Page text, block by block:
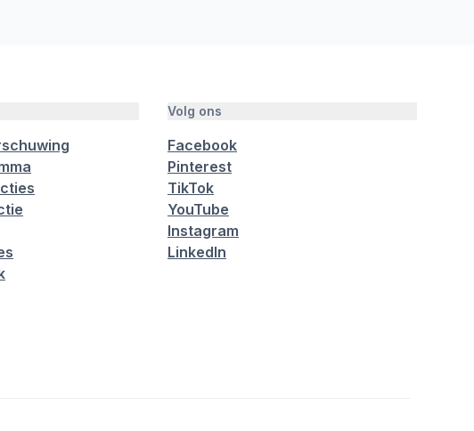
Volg ons
Facebook
Pinterest
TikTok
YouTube
Instagram
LinkedIn